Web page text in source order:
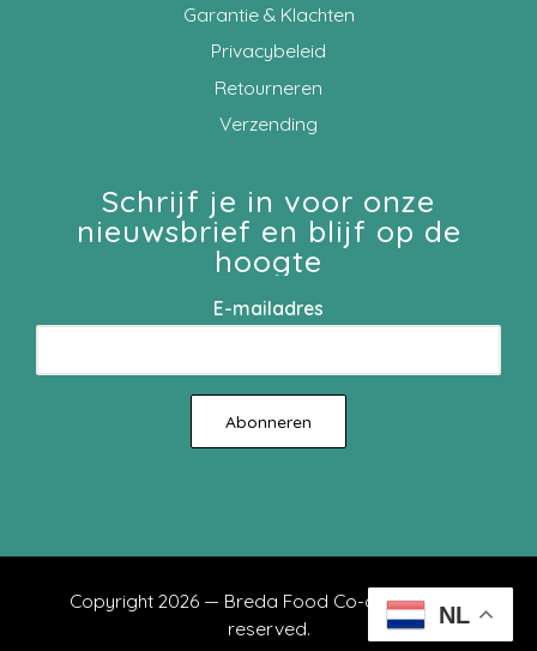
Garantie & Klachten
Privacybeleid
Retourneren
Verzending
Schrijf je in voor onze
nieuwsbrief en blijf op de
hoogte
E-mailadres
Copyright 2026 — Breda Food Co-op. All rights
reserved.
NL